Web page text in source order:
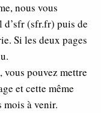
nous vous
(sfr.fr) puis de
Si les deux pages
pouvez mettre
et cette même
mois à venir.